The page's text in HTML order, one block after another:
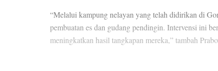
“Melalui kampung nelayan yang telah didirikan di
pembuatan es dan gudang pendingin. Intervensi ini
meningkatkan hasil tangkapan mereka,” tambah